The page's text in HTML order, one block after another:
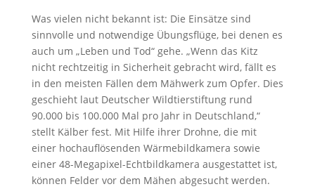
Was vielen nicht bekannt ist: Die Einsätze sind
sinnvolle und notwendige Übungsflüge, bei denen es
auch um „Leben und Tod“ gehe. „Wenn das Kitz
nicht rechtzeitig in Sicherheit gebracht wird, fällt es
in den meisten Fällen dem Mähwerk zum Opfer. Dies
geschieht laut Deutscher Wildtierstiftung rund
90.000 bis 100.000 Mal pro Jahr in Deutschland,“
stellt Kälber fest. Mit Hilfe ihrer Drohne, die mit
einer hochauflösenden Wärmebildkamera sowie
einer 48-Megapixel-Echtbildkamera ausgestattet ist,
können Felder vor dem Mähen abgesucht werden.